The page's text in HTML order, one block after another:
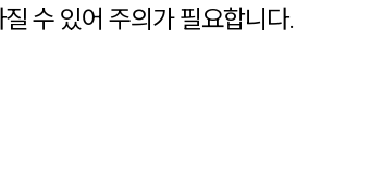
수 있어 주의가 필요합니다.